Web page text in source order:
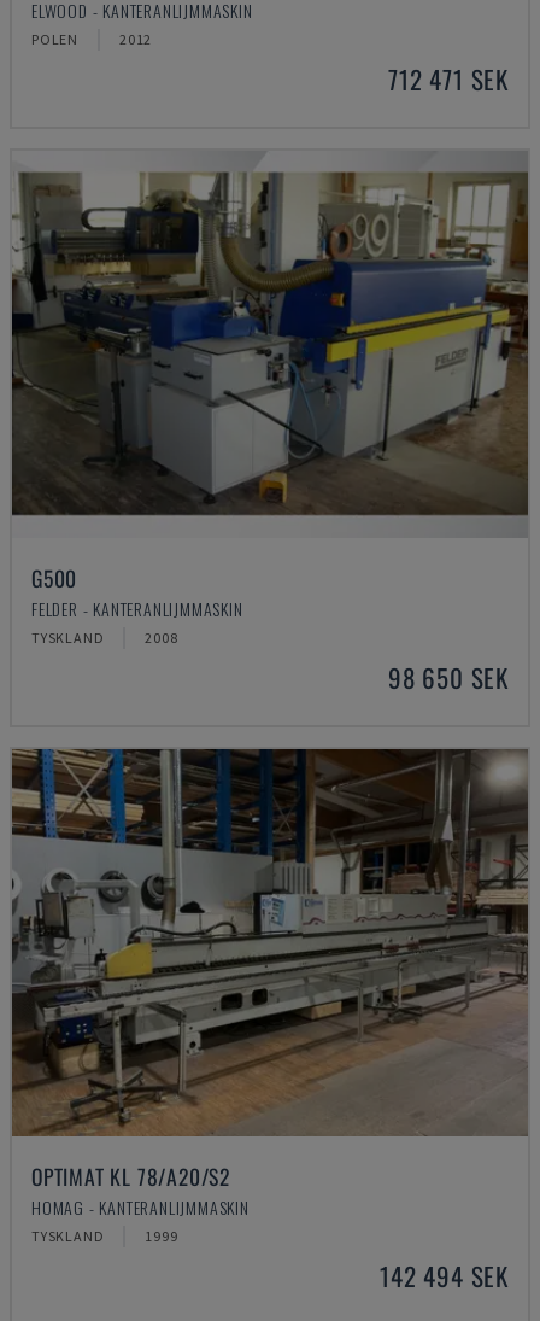
ELWOOD - KANTERANLIJMMASKIN
POLEN 2012
712 471 SEK
G500
FELDER - KANTERANLIJMMASKIN
TYSKLAND 2008
98 650 SEK
OPTIMAT KL 78/A20/S2
HOMAG - KANTERANLIJMMASKIN
TYSKLAND 1999
142 494 SEK